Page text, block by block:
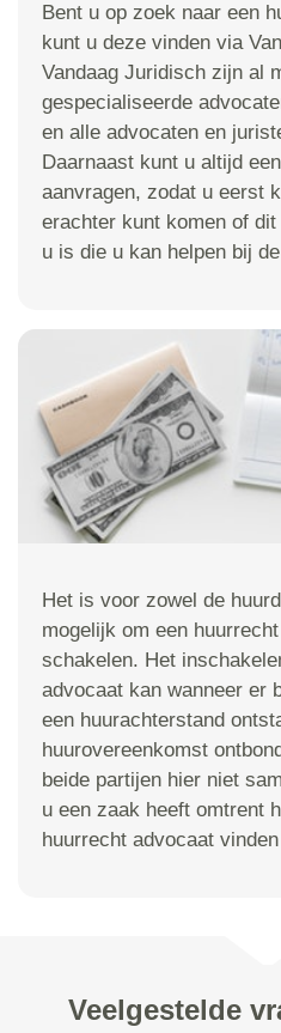
Bent u op zoek naar een
kunt u deze vinden via
Vandaag Juridisch zijn al
gespecialiseerde
en alle advocaten en
Daarnaast kunt u altijd
aanvragen, zodat u eerst
erachter kunt komen of
u is die u kan helpen bij
Het is voor zowel de
mogelijk om een
schakelen. Het
advocaat kan wanneer er
een huurachterstand
huurovereenkomst
beide partijen hier niet
u een zaak heeft omtrent
huurrecht advocaat
Veelgestelde